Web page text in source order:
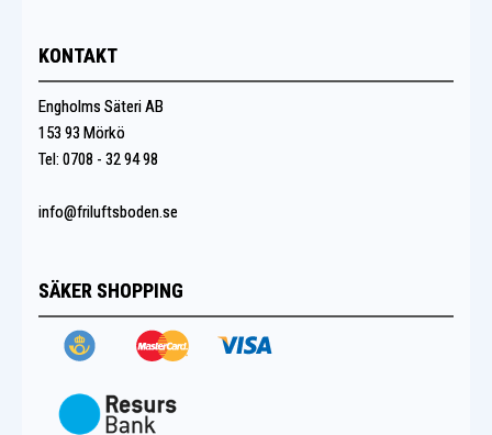
KONTAKT
Engholms Säteri AB
153 93 Mörkö
Tel: 0708 - 32 94 98
info@friluftsboden.se
SÄKER SHOPPING